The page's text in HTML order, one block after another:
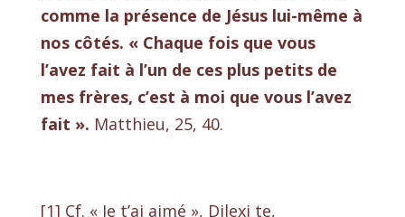
comme la présence de Jésus lui-même à
nos côtés. « Chaque fois que vous
l’avez fait à l’un de ces plus petits de
mes frères, c’est à moi que vous l’avez
fait ». Matthieu, 25, 40.
[1] Cf. « Je t’ai aimé », Dilexi te,